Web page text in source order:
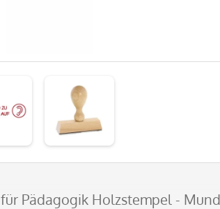
für Pädagogik Holzstempel -